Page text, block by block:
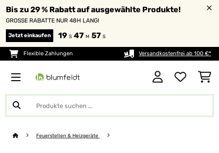
Bis zu 29 % Rabatt auf ausgewählte Produkte!
GROSSE RABATTE NUR 48H LANG!
Jetzt einkaufen 19 S 47 M 57 S
Flexible Zahlungen Versandkostenfrei ab 100 €*
Feuerstellen & Heizgeräte